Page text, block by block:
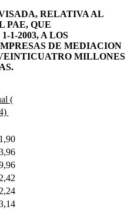
RELATIVA AL
PAE, QUE
1-2003, A LOS
DE MEDIACION
MILLONES
(
